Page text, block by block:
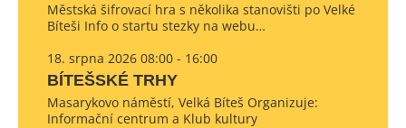
Městská šifrovací hra s několika stanovišti po Velké
Bíteši Info o startu stezky na webu…
18. srpna 2026 08:00 - 16:00
BÍTEŠSKÉ TRHY
Masarykovo náměstí, Velká Bíteš Organizuje:
Informační centrum a Klub kultury